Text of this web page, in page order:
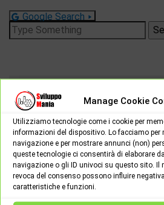
Manage Cookie
Utilizziamo tecnologie come i cookie per
informazioni del dispositivo. Lo facciamo per
navigazione e per mostrare annunci (non)
queste tecnologie ci consentirà di elaborare
navigazione o gli ID univoci su questo sito. Il
revoca del consenso possono influire
caratteristiche e funzioni.
Google Search
Search
for: